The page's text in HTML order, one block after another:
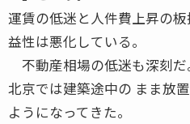
運賃の低迷と人件費上昇の
益性は悪化している。
不動産相場の低迷も深刻だ
北京では建築途中の まま放
ようになってきた。